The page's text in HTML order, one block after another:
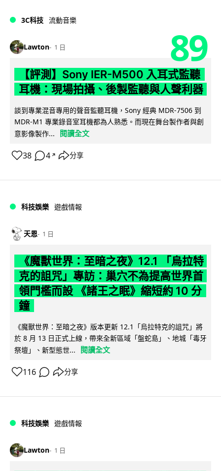
3C科技 流動音樂
Lawton 1 日 89
【評測】Sony IER-M500 入耳式監聽
耳機：現場拍攝、後製監聽與人聲利器
談到專業混音專用的聲音監聽耳機，Sony 經典 MDR-7506 到
MDR-M1 專業錄音室耳機都為人熟悉。而現在舞台製作者與創
意影像製作...
閱讀全文
38 4 ↗ 分享
科技娛樂 遊戲情報
天恩 1 日
《魔獸世界：至暗之夜》12.1 「烏拉特
克的詛咒」專訪：巢穴不為提高世界首
領門檻而設 《諸王之眠》縮短約 10 分
鐘
《魔獸世界：至暗之夜》版本更新 12.1「烏拉特克的詛咒」將
於 8 月 13 日正式上線，帶來全新區域「盤蛇島」、地城「毒牙
祭壇」、新型態世...
閱讀全文
116 分享
科技娛樂 遊戲情報
Lawton 1 日